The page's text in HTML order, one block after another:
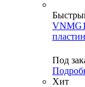
Под
Хит